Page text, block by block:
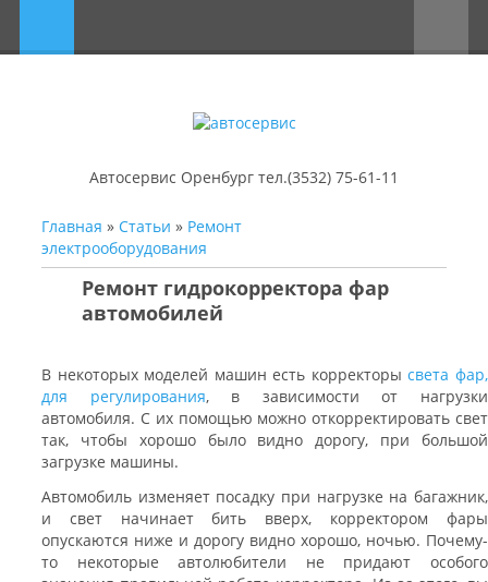
Автосервис Оренбург тел.(3532) 75-61-11
Главная » Статьи » Ремонт
электрооборудования
Ремонт гидрокорректора фар
автомобилей
В некоторых моделей машин есть корректорысвета фар,
для регулирования, в зависимости от нагрузки
автомобиля. С их помощью можно откорректировать свет
так, чтобы хорошо было видно дорогу, при большой
загрузке машины.
Автомобиль изменяет посадку при нагрузке на багажник,
и свет начинает бить вверх, корректором фары
опускаются ниже и дорогу видно хорошо, ночью. Почему-
то некоторые автолюбители не придают особого